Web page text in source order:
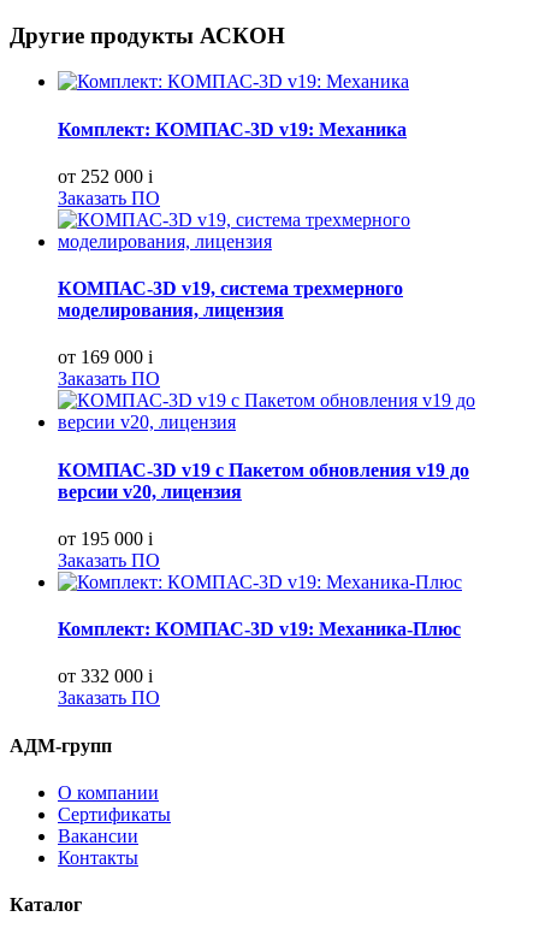
Другие продукты АСКОН
Комплект: КОМПАС-3D v19: Механика
от 252 000 i
Заказать ПО
КОМПАС-3D v19, система трехмерного
моделирования, лицензия
от 169 000 i
Заказать ПО
КОМПАС-3D v19 с Пакетом обновления v19 до
версии v20, лицензия
от 195 000 i
Заказать ПО
Комплект: КОМПАС-3D v19: Механика-Плюс
от 332 000 i
Заказать ПО
АДМ-групп
О компании
Сертификаты
Вакансии
Контакты
Каталог